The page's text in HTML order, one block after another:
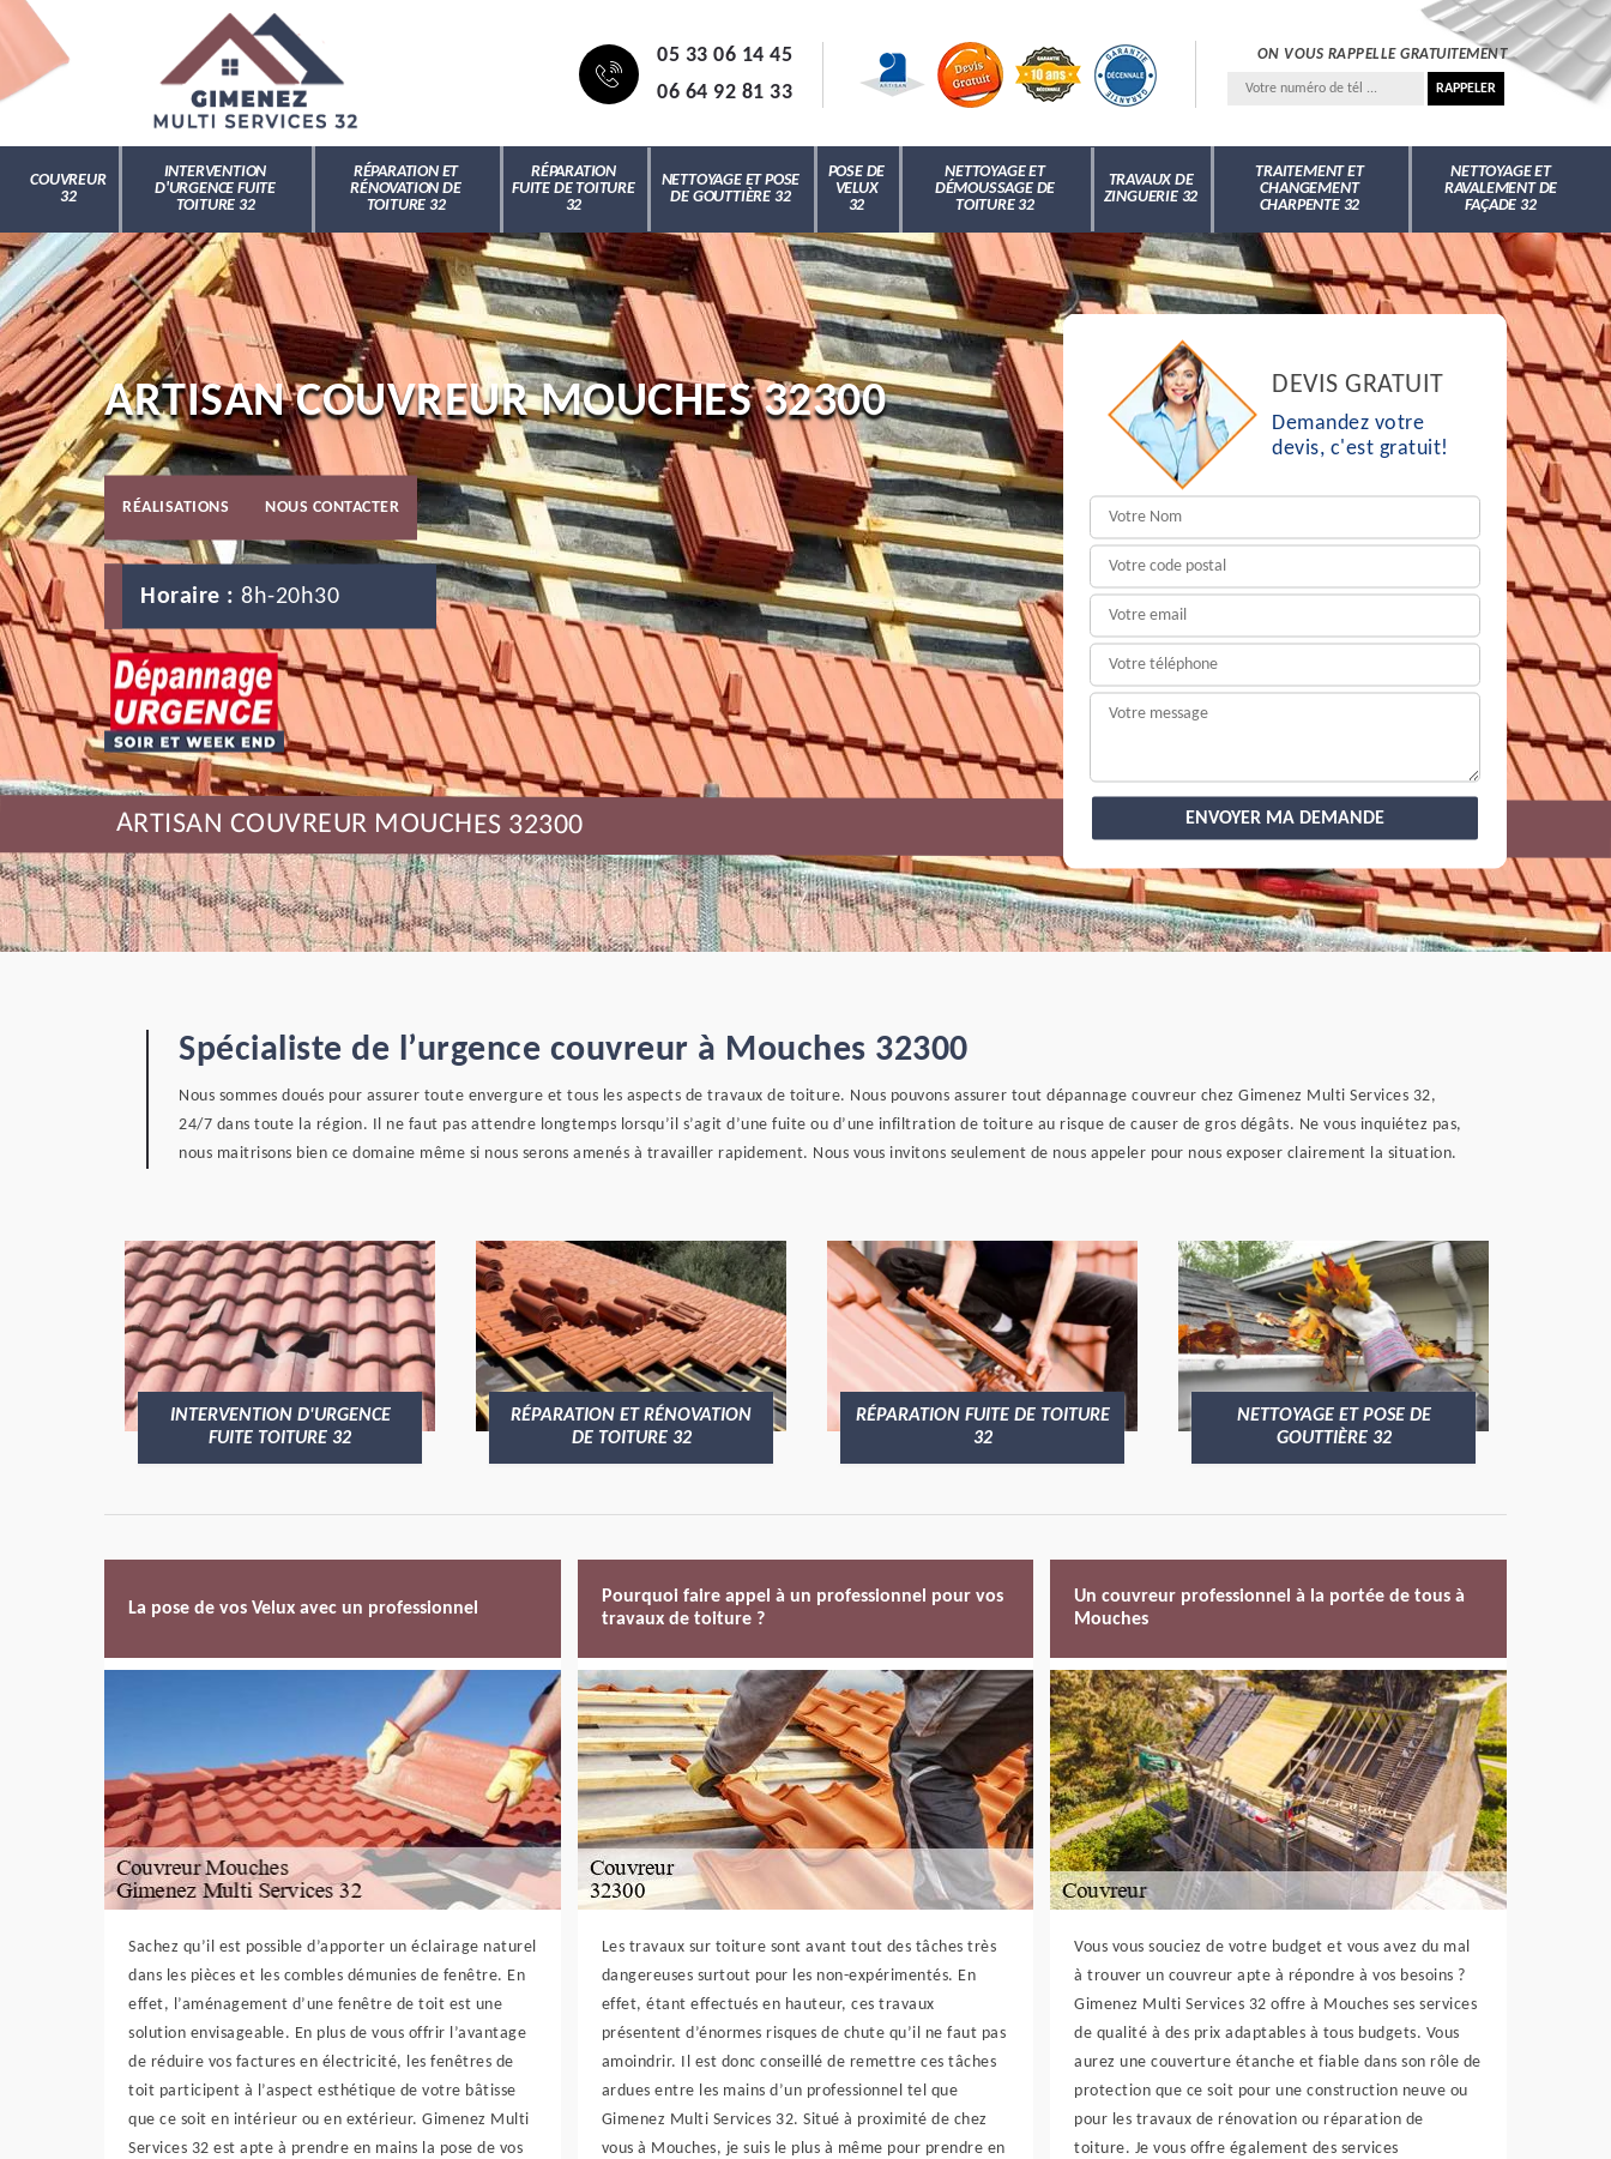
05 33 06 14 45
06 64 92 81 33
ON VOUS RAPPELLE GRATUITEMENT
COUVREUR
32
INTERVENTION
D'URGENCE FUITE
TOITURE 32
RÉPARATION ET
RÉNOVATION DE
TOITURE 32
RÉPARATION
FUITE DE TOITURE
32
NETTOYAGE ET POSE
DE GOUTTIÈRE 32
POSE DE
VELUX
32
NETTOYAGE ET
DÉMOUSSAGE DE
TOITURE 32
TRAVAUX DE
ZINGUERIE 32
TRAITEMENT ET
CHANGEMENT
CHARPENTE 32
NETTOYAGE ET
RAVALEMENT DE
FAÇADE 32
ARTISAN COUVREUR MOUCHES 32300
RÉALISATIONS NOUS CONTACTER
Horaire : 8h-20h30
DEVIS GRATUIT
Demandez votre
devis, c'est gratuit!
ARTISAN COUVREUR MOUCHES 32300
Spécialiste de l’urgence couvreur à Mouches 32300
Nous sommes doués pour assurer toute envergure et tous les aspects de travaux de toiture. Nous pouvons assurer tout dépannage couvreur chez Gimenez Multi Services 32,
24/7 dans toute la région. Il ne faut pas attendre longtemps lorsqu’il s’agit d’une fuite ou d’une infiltration de toiture au risque de causer de gros dégâts. Ne vous inquiétez pas,
nous maitrisons bien ce domaine même si nous serons amenés à travailler rapidement. Nous vous invitons seulement de nous appeler pour nous exposer clairement la situation.
INTERVENTION D'URGENCE
FUITE TOITURE 32
RÉPARATION ET RÉNOVATION
DE TOITURE 32
RÉPARATION FUITE DE TOITURE
32
NETTOYAGE ET POSE DE
GOUTTIÈRE 32
La pose de vos Velux avec un professionnel
Sachez qu’il est possible d’apporter un éclairage naturel
dans les pièces et les combles démunies de fenêtre. En
effet, l’aménagement d’une fenêtre de toit est une
solution envisageable. En plus de vous offrir l’avantage
de réduire vos factures en électricité, les fenêtres de
toit participent à l’aspect esthétique de votre bâtisse
que ce soit en intérieur ou en extérieur. Gimenez Multi
Services 32 est apte à prendre en mains la pose de vos
Pourquoi faire appel à un professionnel pour vos
travaux de toiture ?
Les travaux sur toiture sont avant tout des tâches très
dangereuses surtout pour les non-expérimentés. En
effet, étant effectués en hauteur, ces travaux
présentent d’énormes risques de chute qu’il ne faut pas
amoindrir. Il est donc conseillé de remettre ces tâches
ardues entre les mains d’un professionnel tel que
Gimenez Multi Services 32. Situé à proximité de chez
vous à Mouches, je suis le plus à même pour prendre en
Un couvreur professionnel à la portée de tous à
Mouches
Vous vous souciez de votre budget et vous avez du mal
à trouver un couvreur apte à répondre à vos besoins ?
Gimenez Multi Services 32 offre à Mouches ses services
de qualité à des prix adaptables à tous budgets. Vous
aurez une couverture étanche et fiable dans son rôle de
protection que ce soit pour une construction neuve ou
pour les travaux de rénovation ou réparation de
toiture. Je vous offre également des services